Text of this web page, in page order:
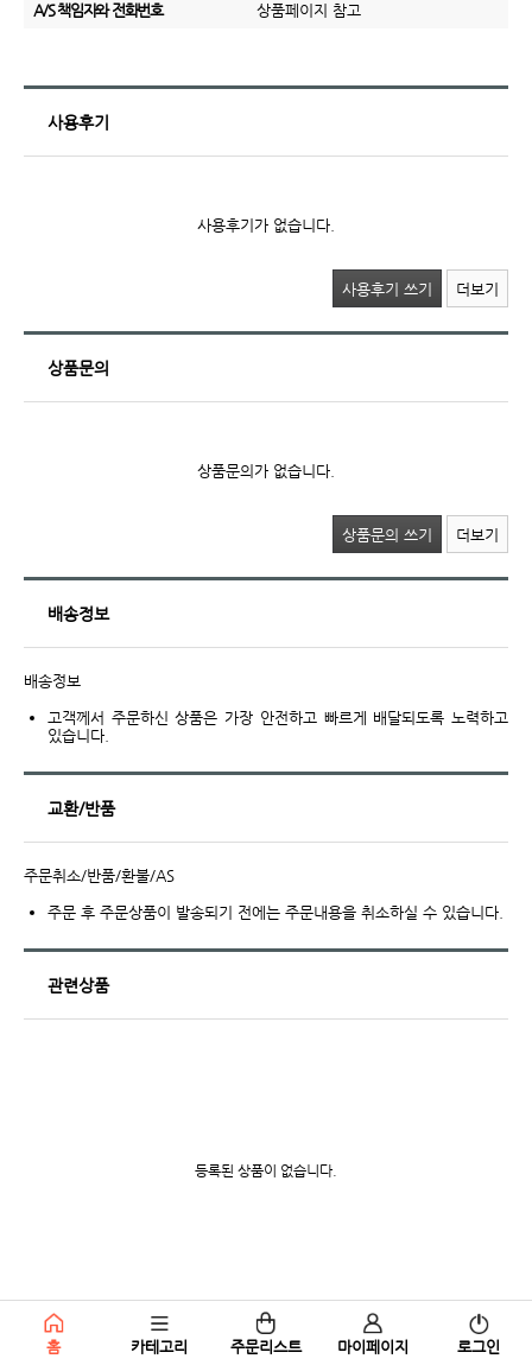
A/S 책임자와 전화번호 상품페이지 참고
사용후기
사용후기가 없습니다.
사용후기 쓰기 더보기
상품문의
상품문의가 없습니다.
상품문의 쓰기 더보기
배송정보
배송정보
고객께서 주문하신 상품은 가장 안전하고 빠르게 배달되도록 노력하고
있습니다.
교환/반품
주문취소/반품/환불/AS
주문 후 주문상품이 발송되기 전에는 주문내용을 취소하실 수 있습니다.
관련상품
등록된 상품이 없습니다.
홈 카테고리 주문리스트 마이페이지 로그인